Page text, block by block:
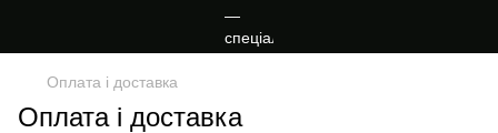
Оплата і доставка
Оплата і доставка